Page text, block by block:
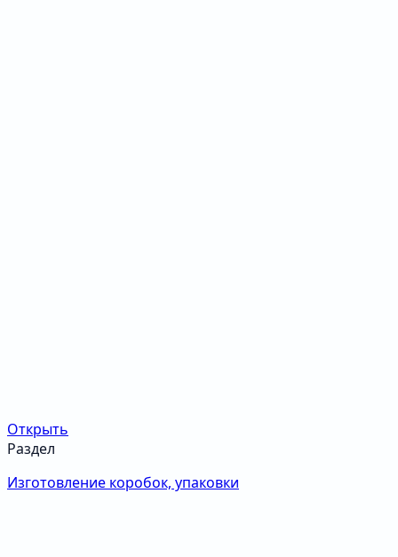
Открыть
Раздел
Изготовление коробок, упаковки